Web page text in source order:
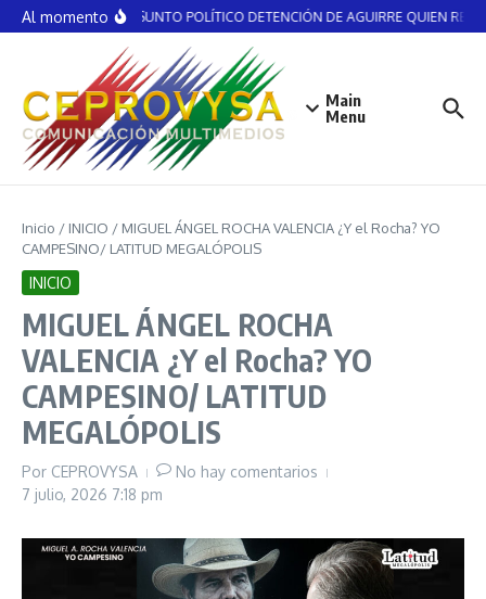
Saltar al contenido
Al momentoNO ES ASUNTO POLÍTICO DETENCIÓN DE AGUIRRE QUIEN
Main
Menu
Inicio / INICIO / MIGUEL ÁNGEL ROCHA VALENCIA ¿Y el Rocha? YO
CAMPESINO/ LATITUD MEGALÓPOLIS
INICIO
MIGUEL ÁNGEL ROCHA
VALENCIA ¿Y el Rocha? YO
CAMPESINO/ LATITUD
MEGALÓPOLIS
Por CEPROVYSA
No hay comentarios
7 julio, 2026 7:18 pm